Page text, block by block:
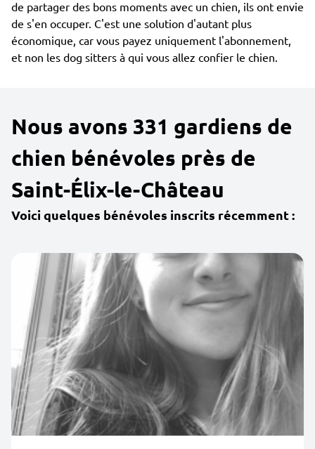
de partager des bons moments avec un chien, ils ont envie
de s'en occuper. C'est une solution d'autant plus
économique, car vous payez uniquement l'abonnement,
et non les dog sitters à qui vous allez confier le chien.
Nous avons 331 gardiens de
chien bénévoles près de
Saint-Élix-le-Château
Voici quelques bénévoles inscrits récemment :